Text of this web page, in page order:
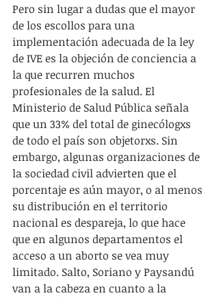
Pero sin lugar a dudas que el mayor
de los escollos para una
implementación adecuada de la ley
de IVE es la objeción de conciencia a
la que recurren muchos
profesionales de la salud. El
Ministerio de Salud Pública señala
que un 33% del total de ginecólogxs
de todo el país son objetorxs. Sin
embargo, algunas organizaciones de
la sociedad civil advierten que el
porcentaje es aún mayor, o al menos
su distribución en el territorio
nacional es despareja, lo que hace
que en algunos departamentos el
acceso a un aborto se vea muy
limitado. Salto, Soriano y Paysandú
van a la cabeza en cuanto a la